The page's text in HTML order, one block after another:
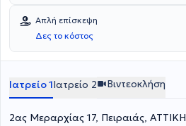
Απλή επίσκεψη
Δες το κόστος
Ιατρείο 1Ιατρείο 2 Βιντεοκλήση
2ας Μεραρχίας 17, Πειραιάς, ΑΤΤΙΚΗ